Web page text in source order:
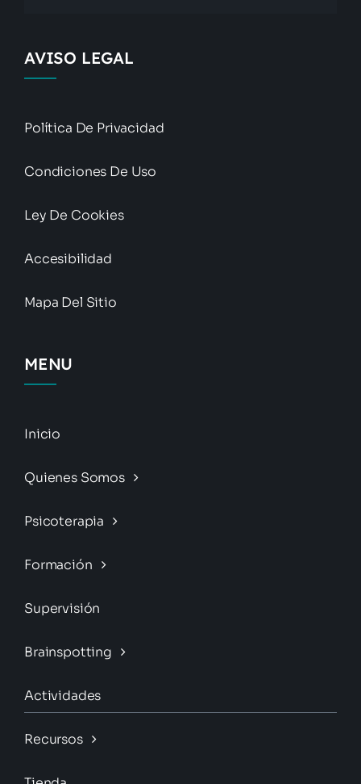
AVISO LEGAL
Política De Privacidad
Condiciones De Uso
Ley De Cookies
Accesibilidad
Mapa Del Sitio
MENU
Inicio
Quienes Somos
Psicoterapia
Formación
Supervisión
Brainspotting
Actividades
Recursos